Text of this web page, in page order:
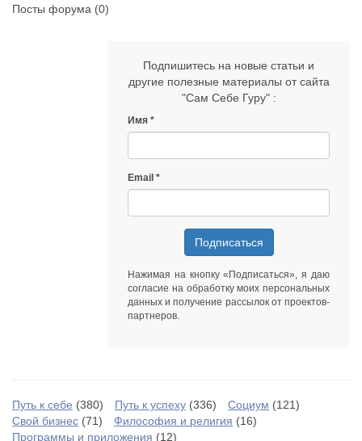
Посты форума (0)
Подпишитесь на новые статьи и
другие полезные материалы от сайта
"Сам Себе Гуру" :
Имя
Email
Подписаться
Нажимая на кнопку «Подписаться», я даю
согласие на обработку моих персональных
данных и получение рассылок от проектов-
партнеров
Путь к себе (380) Путь к успеху (336) Социум (121)
Свой бизнес (71) Философия и религия (16)
Программы и приложения (12)